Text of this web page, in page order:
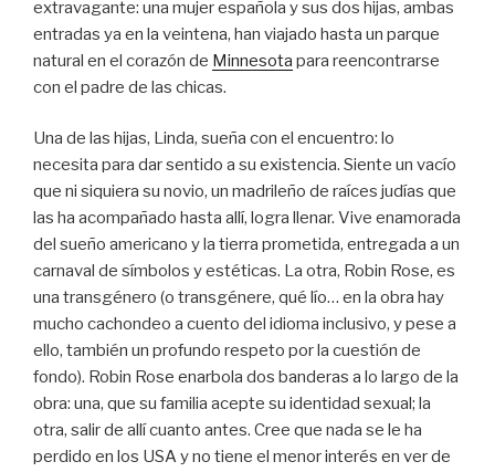
extravagante: una mujer española y sus dos hijas, ambas
entradas ya en la veintena, han viajado hasta un parque
natural en el corazón de Minnesota para reencontrarse
con el padre de las chicas.
Una de las hijas, Linda, sueña con el encuentro: lo
necesita para dar sentido a su existencia. Siente un vacío
que ni siquiera su novio, un madrileño de raíces judías que
las ha acompañado hasta allí, logra llenar. Vive enamorada
del sueño americano y la tierra prometida, entregada a un
carnaval de símbolos y estéticas. La otra, Robin Rose, es
una transgénero (o transgénere, qué lío… en la obra hay
mucho cachondeo a cuento del idioma inclusivo, y pese a
ello, también un profundo respeto por la cuestión de
fondo). Robin Rose enarbola dos banderas a lo largo de la
obra: una, que su familia acepte su identidad sexual; la
otra, salir de allí cuanto antes. Cree que nada se le ha
perdido en los USA y no tiene el menor interés en ver de